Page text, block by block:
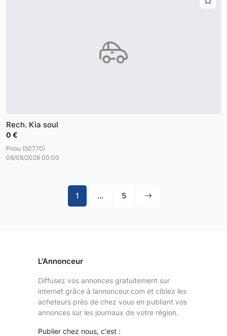
Rech. Kia soul
0 €
Pirou (50770)
08/08/2026 00:00
1 ... 5
L'Annonceur
Diffusez vos annonces gratuitement sur
internet grâce à lannonceur.com et ciblez les
acheteurs près de chez vous en publiant vos
annonces sur les journaux de votre région.
Publier chez nous, c'est :